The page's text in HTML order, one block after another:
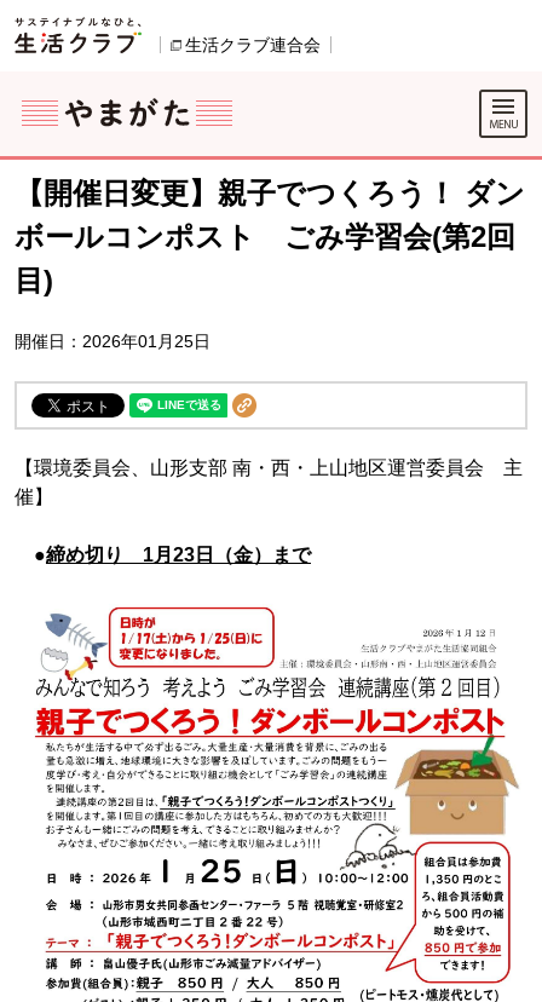
ページの先頭です。
生活クラブ連合会
ここからサイト内共通メニューです。
サイト内共通メニューをスキップする
サイト内共通メニューここまで。
【開催日変更】親子でつくろう！ ダン
ボールコンポスト ごみ学習会(第2回
目)
開催日：2026年01月25日
【環境委員会、山形支部 南・西・上山地区運営委員会 主
催】
●締め切り 1月23日（金）まで